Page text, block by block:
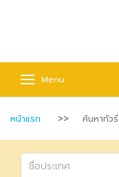
Menu
หน้าแรก ค้นหาทัวร์